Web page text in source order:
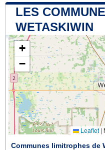
LES
WETASKIWIN
+
−
Leaflet |
Communes limitrophes de